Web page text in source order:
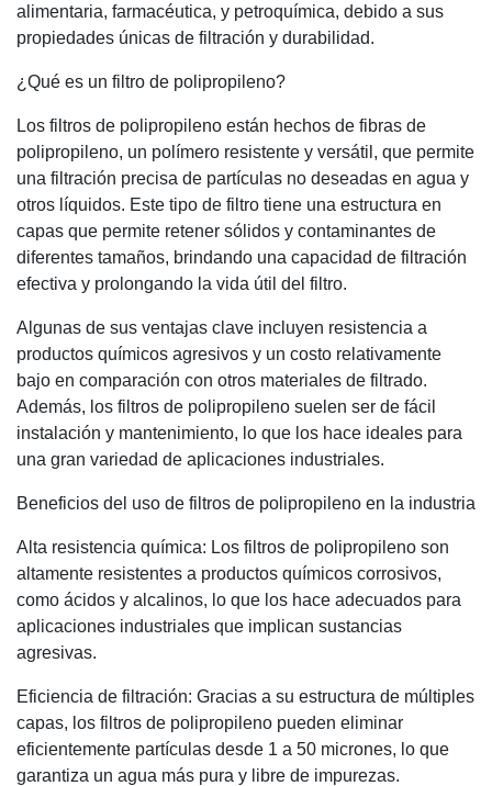
alimentaria, farmacéutica, y petroquímica, debido a sus
propiedades únicas de filtración y durabilidad.
¿Qué es un filtro de polipropileno?
Los filtros de polipropileno están hechos de fibras de
polipropileno, un polímero resistente y versátil, que permite
una filtración precisa de partículas no deseadas en agua y
otros líquidos. Este tipo de filtro tiene una estructura en
capas que permite retener sólidos y contaminantes de
diferentes tamaños, brindando una capacidad de filtración
efectiva y prolongando la vida útil del filtro.
Algunas de sus ventajas clave incluyen resistencia a
productos químicos agresivos y un costo relativamente
bajo en comparación con otros materiales de filtrado.
Además, los filtros de polipropileno suelen ser de fácil
instalación y mantenimiento, lo que los hace ideales para
una gran variedad de aplicaciones industriales.
Beneficios del uso de filtros de polipropileno en la industria
Alta resistencia química: Los filtros de polipropileno son
altamente resistentes a productos químicos corrosivos,
como ácidos y alcalinos, lo que los hace adecuados para
aplicaciones industriales que implican sustancias
agresivas.
Eficiencia de filtración: Gracias a su estructura de múltiples
capas, los filtros de polipropileno pueden eliminar
eficientemente partículas desde 1 a 50 micrones, lo que
garantiza un agua más pura y libre de impurezas.